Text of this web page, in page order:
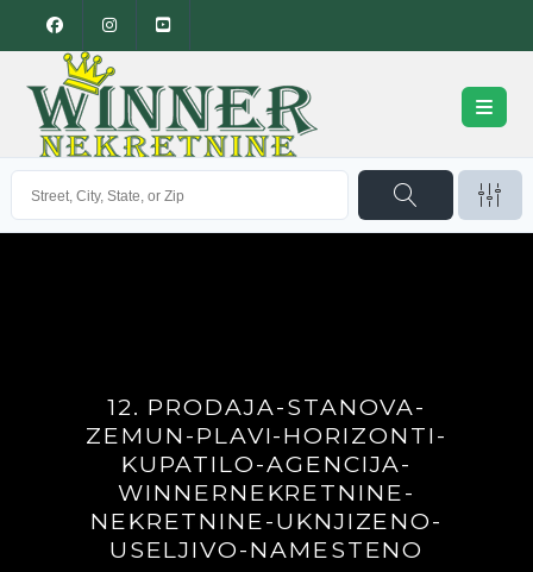
12. PRODAJA-STANOVA-
ZEMUN-PLAVI-HORIZONTI-
KUPATILO-AGENCIJA-
WINNERNEKRETNINE-
NEKRETNINE-UKNJIZENO-
USELJIVO-NAMESTENO